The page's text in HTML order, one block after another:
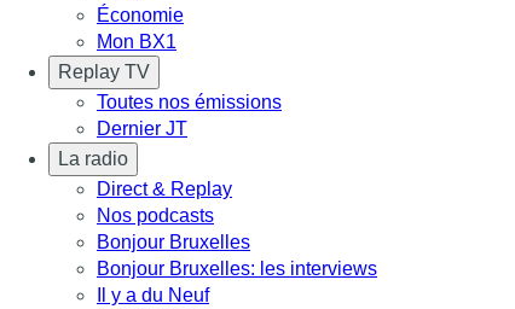
Économie
Mon BX1
Replay TV
Toutes nos émissions
Dernier JT
La radio
Direct & Replay
Nos podcasts
Bonjour Bruxelles
Bonjour Bruxelles: les interviews
Il y a du Neuf